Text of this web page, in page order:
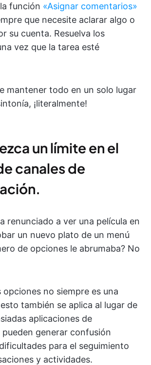
función «Asignar comentarios»
que necesite aclarar algo o
su cuenta. Resuelva los
vez que la tarea esté
mantener todo en un solo lugar
¡literalmente!
un límite en el
canales de
renunciado a ver una película en
un nuevo plato de un menú
de opciones le abrumaba? No
opciones no siempre es una
también se aplica al lugar de
aplicaciones de
generar confusión
para el seguimiento
y actividades.